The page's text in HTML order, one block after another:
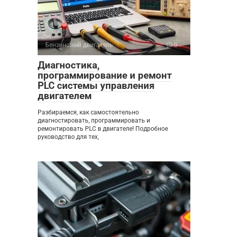
Бензиновый двигатель 0
Диагностика,
программирование и ремонт
PLC системы управления
двигателем
Разбираемся, как самостоятельно
диагностировать, программировать и
ремонтировать PLC в двигателе! Подробное
руководство для тех,